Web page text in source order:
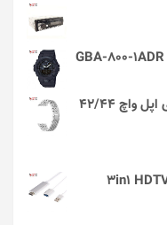
بند طرح Diamond کد i1012 مناسب برای اپل واچ 42/44